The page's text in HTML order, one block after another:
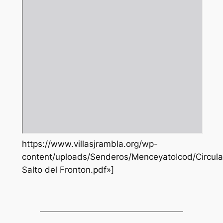
https://www.villasjrambla.org/wp-
content/uploads/Senderos/MenceyatoIcod/
Salto del Fronton.pdf»]